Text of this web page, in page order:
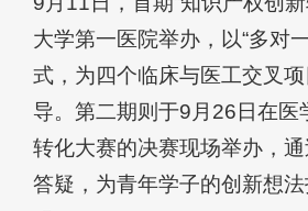
大学第一医院举办，以“多对
式，为四个临床与医工交叉
导。第二期则于9月26日在医
转化大赛的决赛现场举办，通
答疑，为青年学子的创新想